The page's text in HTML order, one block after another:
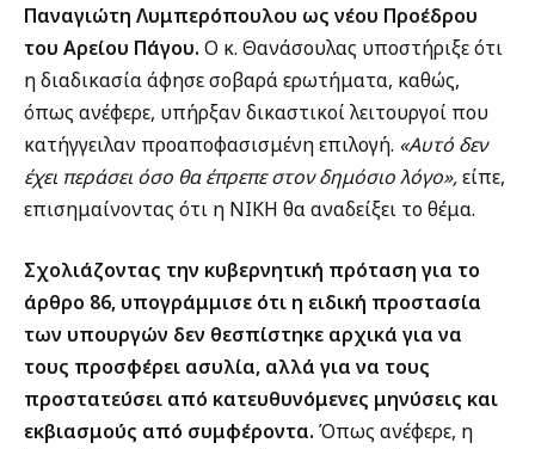
Παναγιώτη Λυμπερόπουλου ως νέου Προέδρου
του Αρείου Πάγου. Ο κ. Θανάσουλας υποστήριξε ότι
η διαδικασία άφησε σοβαρά ερωτήματα, καθώς,
όπως ανέφερε, υπήρξαν δικαστικοί λειτουργοί που
κατήγγειλαν προαποφασισμένη επιλογή. «Αυτό δεν
έχει περάσει όσο θα έπρεπε στον δημόσιο λόγο»,είπε,
επισημαίνοντας ότι η ΝΙΚΗ θα αναδείξει το θέμα.
Σχολιάζοντας την κυβερνητική πρόταση για το
άρθρο 86, υπογράμμισε ότι η ειδική προστασία
των υπουργών δεν θεσπίστηκε αρχικά για να
τους προσφέρει ασυλία, αλλά για να τους
προστατεύσει από κατευθυνόμενες μηνύσεις και
εκβιασμούς από συμφέροντα. Όπως ανέφερε, η